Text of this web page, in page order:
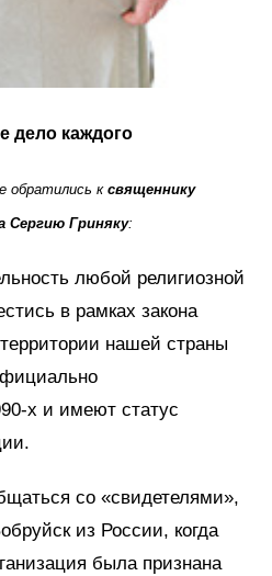
дело каждого
обратились к священнику
Сергию Гриняку:
любой религиозной
в рамках закона
нашей страны
и имеют статус
со «свидетелями»,
из России, когда
была признана